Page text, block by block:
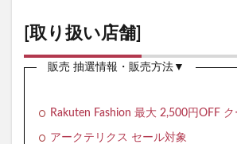
[取り扱い店舗]
販売 抽選情報・販売方法▼
Rakuten Fashion 最大 2,500円OFF ク
アークテリクス セール対象